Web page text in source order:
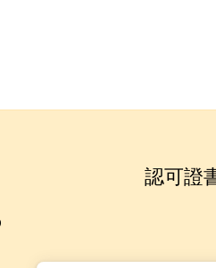
認可證